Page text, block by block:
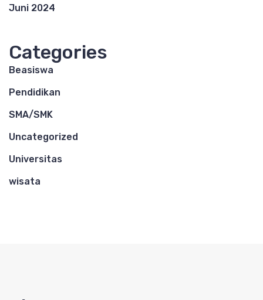
Juni 2024
Categories
Beasiswa
Pendidikan
SMA/SMK
Uncategorized
Universitas
wisata